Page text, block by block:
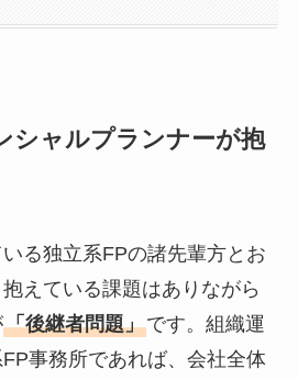
シャルプランナーが抱
る独立系FPの諸先輩方とお
えている課題はありながら
「後継者問題」です。組織運
事務所であれば、会社全体